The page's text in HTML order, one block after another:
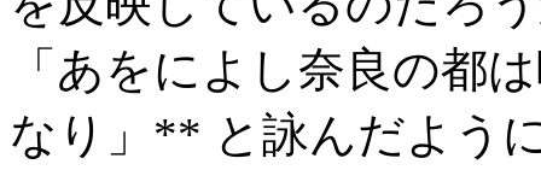
「あをによし奈良の都
なり」** と詠んだよう